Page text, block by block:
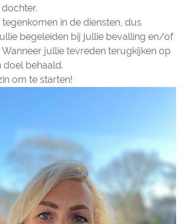
in de diensten, dus
begeleiden bij jullie bevalling en/of
Wanneer jullie tevreden terugkijken op
doel behaald.
om te starten!